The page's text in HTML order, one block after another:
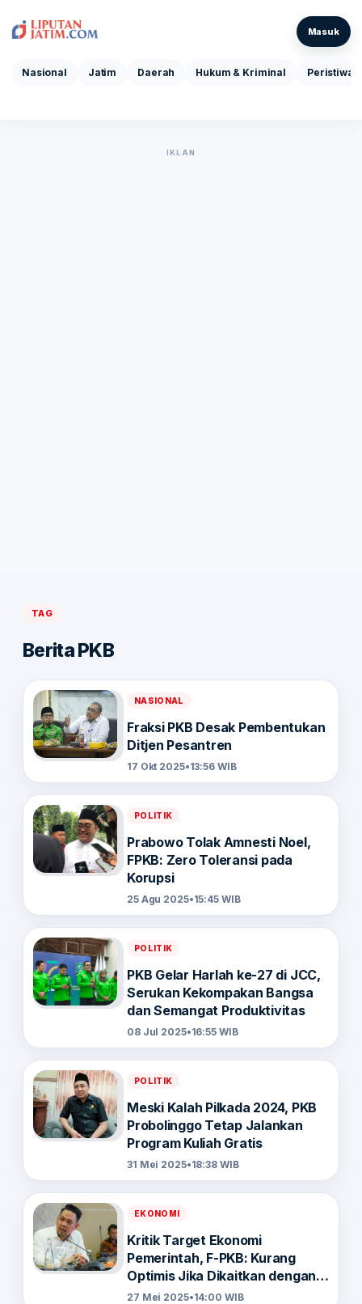
Nasional Jatim Daerah Hukum & Kriminal Peristiwa
Masuk
IKLAN
TAG
Berita PKB
NASIONAL
Fraksi PKB Desak Pembentukan
Ditjen Pesantren
17 Okt 2025•13:56 WIB
POLITIK
Prabowo Tolak Amnesti Noel,
FPKB: Zero Toleransi pada
Korupsi
25 Agu 2025•15:45 WIB
POLITIK
PKB Gelar Harlah ke-27 di JCC,
Serukan Kekompakan Bangsa
dan Semangat Produktivitas
08 Jul 2025•16:55 WIB
POLITIK
Meski Kalah Pilkada 2024, PKB
Probolinggo Tetap Jalankan
Program Kuliah Gratis
31 Mei 2025•18:38 WIB
EKONOMI
Kritik Target Ekonomi
Pemerintah, F-PKB: Kurang
Optimis Jika Dikaitkan dengan
Komitmen 8%
27 Mei 2025•14:00 WIB